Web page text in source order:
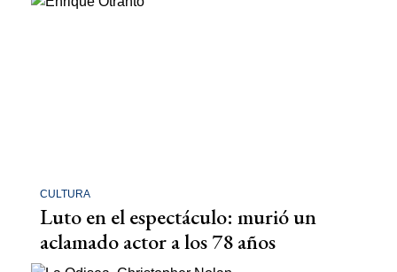
CULTURA
Luto en el espectáculo: murió un
aclamado actor a los 78 años